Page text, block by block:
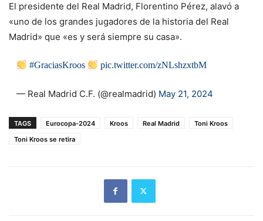
El presidente del Real Madrid, Florentino Pérez, alavó a
«uno de los grandes jugadores de la historia del Real
Madrid» que «es y será siempre su casa».
#GraciasKroos pic.twitter.com/zNLshzxtbM
— Real Madrid C.F. (@realmadrid) May 21, 2024
TAGS Eurocopa-2024 Kroos Real Madrid
Toni Kroos
Toni Kroos se retira